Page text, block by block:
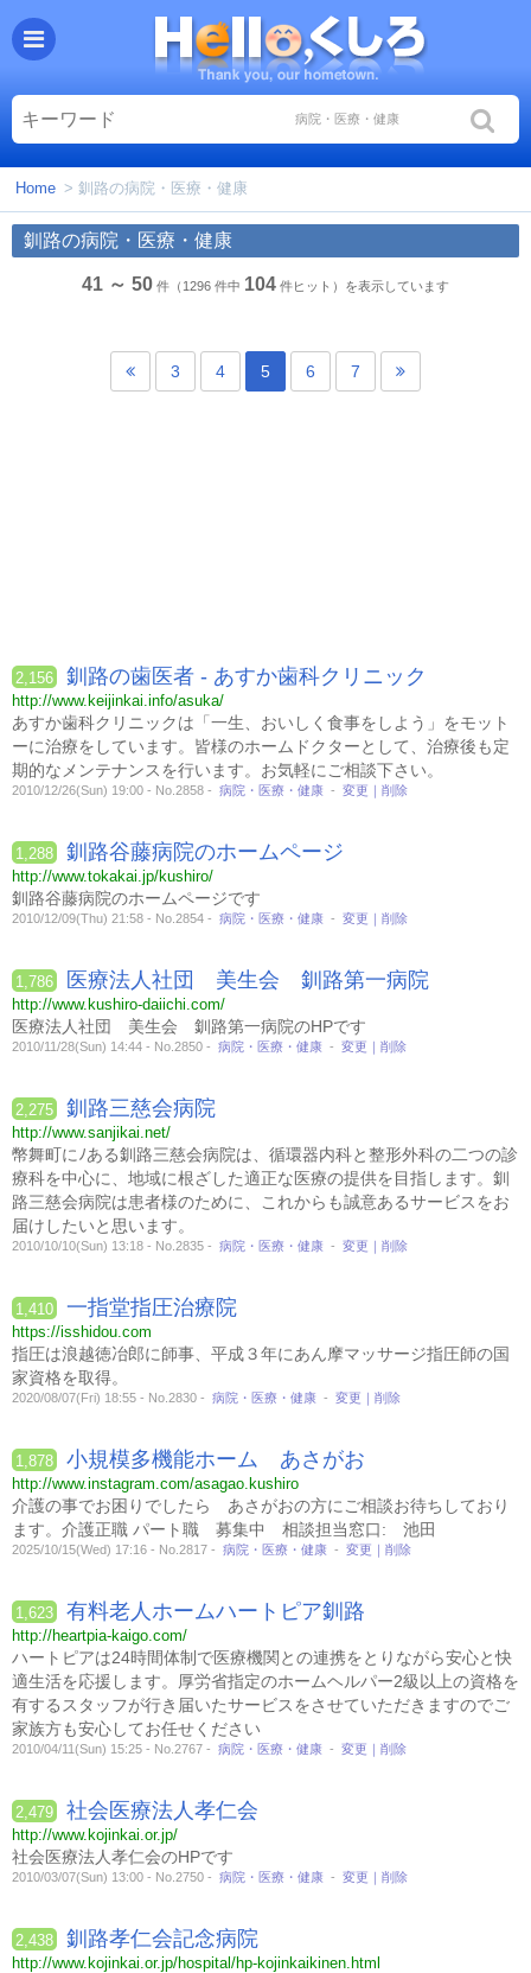
Home > 釧路の病院・医療・健康
釧路の病院・医療・健康
41 ～ 50 件（1296 件中 104 件ヒット）を表示しています
3 4 5 6 7
2,156 釧路の歯医者 - あすか歯科クリニック
http://www.keijinkai.info/asuka/
あすか歯科クリニックは「一生、おいしく食事をしよう」をモット
ーに治療をしています。皆様のホームドクターとして、治療後も定
期的なメンテナンスを行います。お気軽にご相談下さい。
2010/12/26(Sun) 19:00 - No.2858 - 病院・医療・健康 - 変更｜削除
1,288 釧路谷藤病院のホームページ
http://www.tokakai.jp/kushiro/
釧路谷藤病院のホームページです
2010/12/09(Thu) 21:58 - No.2854 - 病院・医療・健康 - 変更｜削除
1,786 医療法人社団 美生会 釧路第一病院
http://www.kushiro-daiichi.com/
医療法人社団 美生会 釧路第一病院のHPです
2010/11/28(Sun) 14:44 - No.2850 - 病院・医療・健康 - 変更｜削除
2,275 釧路三慈会病院
http://www.sanjikai.net/
幣舞町にﾉある釧路三慈会病院は、循環器内科と整形外科の二つの診
療科を中心に、地域に根ざした適正な医療の提供を目指します。釧
路三慈会病院は患者様のために、これからも誠意あるサービスをお
届けしたいと思います。
2010/10/10(Sun) 13:18 - No.2835 - 病院・医療・健康 - 変更｜削除
1,410 一指堂指圧治療院
https://isshidou.com
指圧は浪越徳冶郎に師事、平成３年にあん摩マッサージ指圧師の国
家資格を取得。
2020/08/07(Fri) 18:55 - No.2830 - 病院・医療・健康 - 変更｜削除
1,878 小規模多機能ホーム あさがお
http://www.instagram.com/asagao.kushiro
介護の事でお困りでしたら あさがおの方にご相談お待ちしており
ます。介護正職 パート職 募集中 相談担当窓口: 池田
2025/10/15(Wed) 17:16 - No.2817 - 病院・医療・健康 - 変更｜削除
1,623 有料老人ホームハートピア釧路
http://heartpia-kaigo.com/
ハートピアは24時間体制で医療機関との連携をとりながら安心と快
適生活を応援します。厚労省指定のホームヘルパー2級以上の資格を
有するスタッフが行き届いたサービスをさせていただきますのでご
家族方も安心してお任せください
2010/04/11(Sun) 15:25 - No.2767 - 病院・医療・健康 - 変更｜削除
2,479 社会医療法人孝仁会
http://www.kojinkai.or.jp/
社会医療法人孝仁会のHPです
2010/03/07(Sun) 13:00 - No.2750 - 病院・医療・健康 - 変更｜削除
2,438 釧路孝仁会記念病院
http://www.kojinkai.or.jp/hospital/hp-kojinkaikinen.html